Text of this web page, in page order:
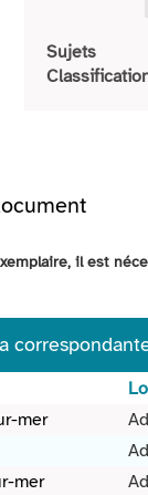
Sujets
il est
mer
mer